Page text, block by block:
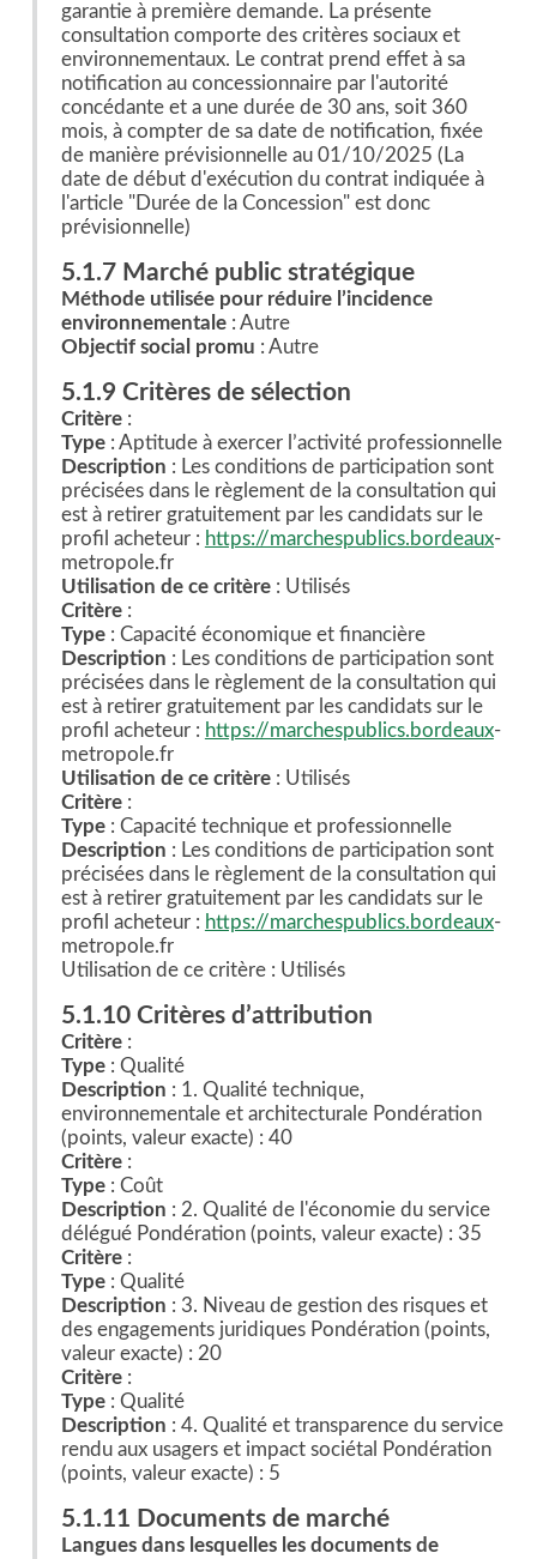
garantie à première demande. La présente
consultation comporte des critères sociaux et
environnementaux. Le contrat prend effet à sa
notification au concessionnaire par l'autorité
concédante et a une durée de 30 ans, soit 360
mois, à compter de sa date de notification, fixée
de manière prévisionnelle au 01/10/2025 (La
date de début d'exécution du contrat indiquée à
l'article "Durée de la Concession" est donc
prévisionnelle)
5.1.7 Marché public stratégique
Méthode utilisée pour réduire l’incidence
environnementale: Autre
Objectif social promu : Autre
5.1.9 Critères de sélection
Critère:
Type: Aptitude à exercer l’activité professionnelle
Description : Les conditions de participation sont
précisées dans le règlement de la consultation qui
est à retirer gratuitement par les candidats sur le
profil acheteur : https://marchespublics.bordeaux-
metropole.fr
Utilisation de ce critère: Utilisés
Critère:
Type: Capacité économique et financière
Description : Les conditions de participation sont
précisées dans le règlement de la consultation qui
est à retirer gratuitement par les candidats sur le
profil acheteur : https://marchespublics.bordeaux-
metropole.fr
Utilisation de ce critère: Utilisés
Critère:
Type: Capacité technique et professionnelle
Description : Les conditions de participation sont
précisées dans le règlement de la consultation qui
est à retirer gratuitement par les candidats sur le
profil acheteur : https://marchespublics.bordeaux-
metropole.fr
Utilisation de ce critère : Utilisés
5.1.10 Critères d’attribution
Critère:
Type: Qualité
Description : 1. Qualité technique,
environnementale et architecturale Pondération
(points, valeur exacte) : 40
Critère:
Type: Coût
Description : 2. Qualité de l'économie du service
délégué Pondération (points, valeur exacte) : 35
Critère:
Type: Qualité
Description : 3. Niveau de gestion des risques et
des engagements juridiques Pondération (points,
valeur exacte) : 20
Critère :
Type: Qualité
Description : 4. Qualité et transparence du service
rendu aux usagers et impact sociétal Pondération
(points, valeur exacte) : 5
5.1.11 Documents de marché
Langues dans lesquelles les documents de